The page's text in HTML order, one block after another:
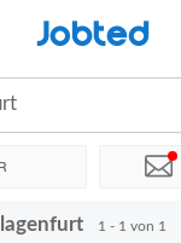
Jobted
Standort1 - 1 von 1